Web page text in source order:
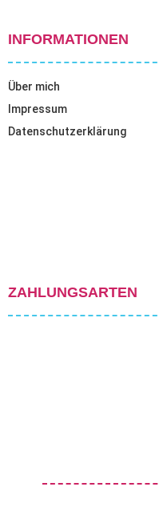
INFORMATIONEN
Über mich
Impressum
Datenschutzerklärung
ZAHLUNGSARTEN